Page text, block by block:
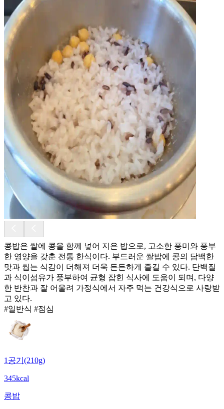
콩밥은 쌀에 콩을 함께 넣어 지은 밥으로, 고소한 풍미와 풍부
한 영양을 갖춘 전통 한식이다. 부드러운 쌀밥에 콩의 담백한
맛과 씹는 식감이 더해져 더욱 든든하게 즐길 수 있다. 단백질
과 식이섬유가 풍부하여 균형 잡힌 식사에 도움이 되며, 다양
한 반찬과 잘 어울려 가정식에서 자주 먹는 건강식으로 사랑받
고 있다.
#일반식 #점심
1공기(210g)
345kcal
콩밥